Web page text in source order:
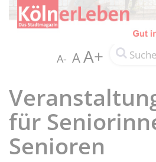
A- AA+
für
Senioren